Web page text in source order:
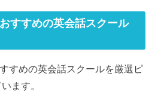
すすめの英会話スクール
すめの英会話スクールを厳選ピ
ます。